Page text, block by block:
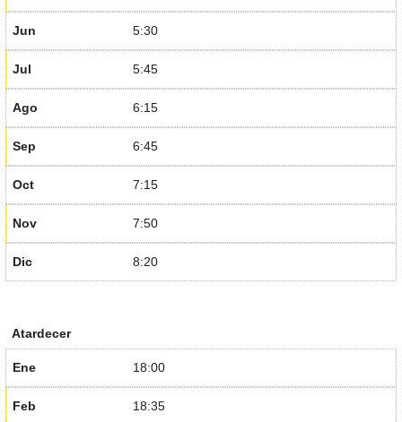
Jun 5:30
Jul 5:45
Ago 6:15
Sep 6:45
Oct 7:15
Nov 7:50
Dic 8:20
Atardecer
Ene 18:00
Feb 18:35